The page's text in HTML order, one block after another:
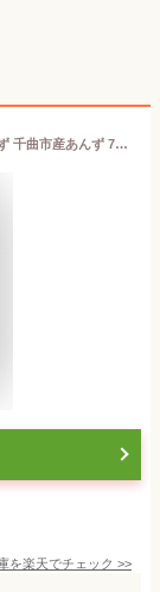
千曲のあんずネクター あんずジュース 国産あんず 千曲市産あんず 720ml 【信州千曲ブランド認定品】杏ジュース 杏子ジュース アプリコットネクター アプリコットジュース 信州みやげ 長野のお土産 産直市場ヤマサン
を楽天でチェック >>